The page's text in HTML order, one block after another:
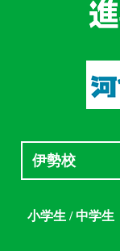
伊勢校
小学生 / 中学生